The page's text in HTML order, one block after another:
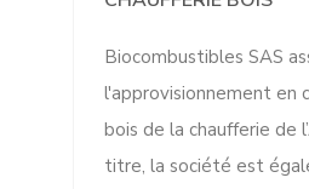
Biocombustibles SAS
l'approvisionnement en
bois de la chaufferie de
titre, la société est